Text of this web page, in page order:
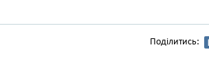
Поділитись: